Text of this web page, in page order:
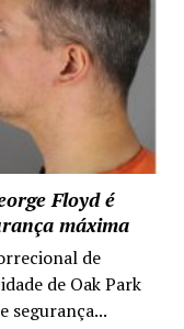
Floyd é
máxima
de
de Oak Park
segurança...